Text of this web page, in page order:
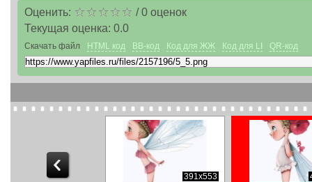
Оценить: /0оценок
Текущая оценка: 0.0
Скачать файл HTML код BB-код Код для ЖЖ Код для LI QR-код
440x522 391x553